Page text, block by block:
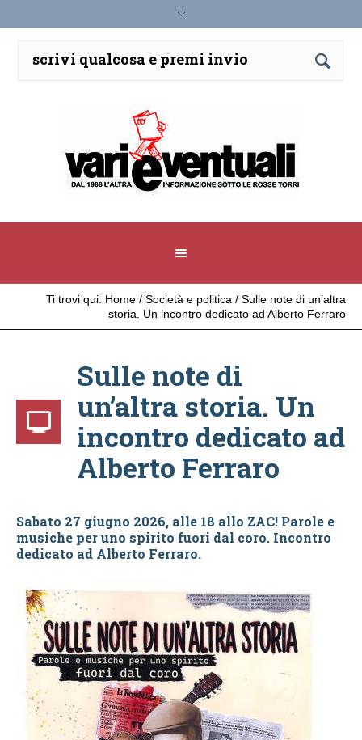
Ti trovi qui: Home / Società e politica / Sulle note di un’altra
storia. Un incontro dedicato ad Alberto Ferraro
Sulle note di
un’altra storia. Un
incontro dedicato ad
Alberto Ferraro
Sabato 27 giugno 2026, alle 18 allo ZAC! Parole e
musiche per uno spirito fuori dal coro. Incontro
dedicato ad Alberto Ferraro.